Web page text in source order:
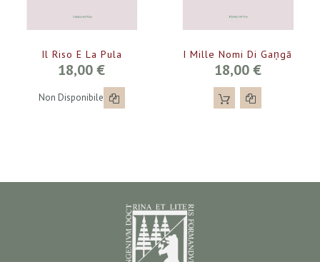
Il Riso E La Pula
18,00 €
Non Disponibile
I Mille Nomi Di Gaṇgā
18,00 €